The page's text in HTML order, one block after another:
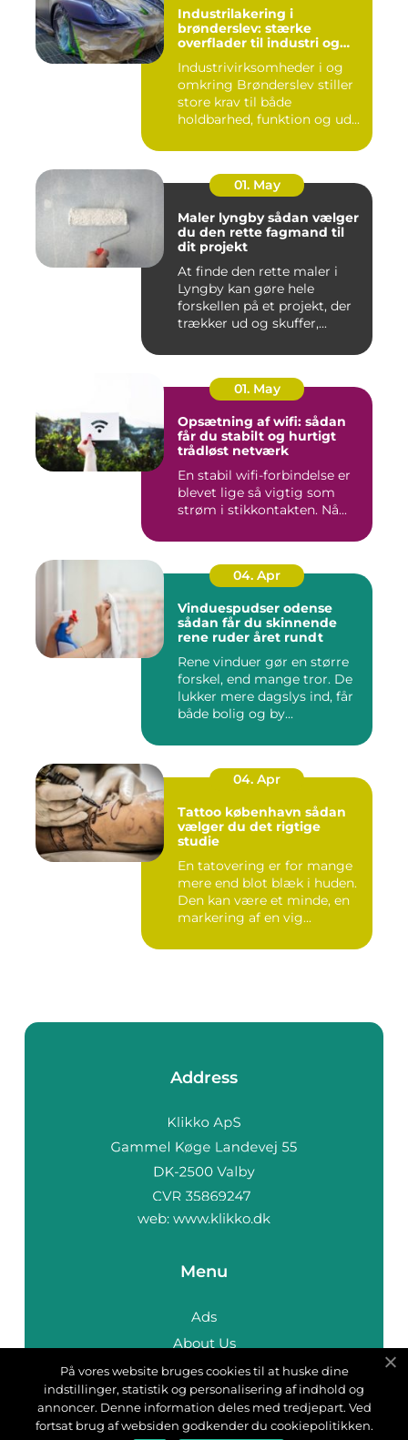
Industrilakering i
brønderslev: stærke
overflader til industri og
Industrivirksomheder i og
omkring Brønderslev stiller
store krav til både
holdbarhed, funktion og ud...
01. May
Maler lyngby sådan vælger
du den rette fagmand til
dit projekt
At finde den rette maler i
Lyngby kan gøre hele
forskellen på et projekt, der
trækker ud og skuffer,...
01. May
Opsætning af wifi: sådan
får du stabilt og hurtigt
trådløst netværk
En stabil wifi-forbindelse er
blevet lige så vigtig som
strøm i stikkontakten. Nå...
04. Apr
Vinduespudser odense
sådan får du skinnende
rene ruder året rundt
Rene vinduer gør en større
forskel, end mange tror. De
lukker mere dagslys ind, får
både bolig og by...
04. Apr
Tattoo københavn sådan
vælger du det rigtige
studie
En tatovering er for mange
mere end blot blæk i huden.
Den kan være et minde, en
markering af en vig...
Address
web: www.klikko.dk
Menu
Ads
About Us
Cookies
Contact
Sitemap
På vores website bruges cookies til at huske dine
indstillinger, statistik og personalisering af indhold og
annoncer. Denne information deles med tredjepart. Ved
fortsat brug af websiden godkender du cookiepolitikken.